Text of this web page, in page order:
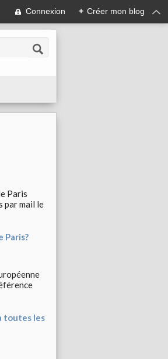
Connexion + Créer mon blog
Paris
par mail le
Paris?
toutes les